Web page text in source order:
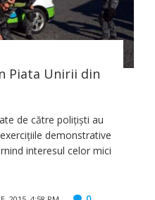
Piata Unirii din
de către poliţişti au
demonstrative
interesul celor mici